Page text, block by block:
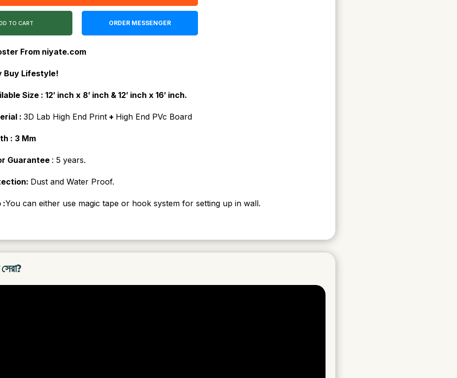
৳ 400.00.
TO CART ORDER MESSENGER
From niyate.com
Buy Lifestyle!
Size : 12′ inch x 8′ inch & 12′ inch x 16′ inch.
: 3D Lab High End Print + High End PVc Board
: 3 Mm
Guarantee : 5 years.
Dust and Water Proof.
:You can either use magic tape or hook system for setting up in wall.